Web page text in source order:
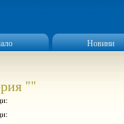
Новини
""